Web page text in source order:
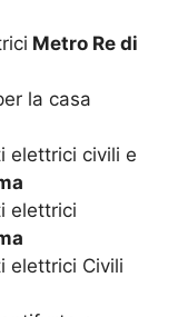
Metro Re di
la casa
elettrici civili e
elettrici
elettrici Civili